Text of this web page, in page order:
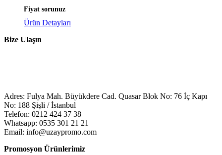
Fiyat sorunuz
Ürün Detayları
Bize Ulaşın
Adres: Fulya Mah. Büyükdere Cad. Quasar Blok No: 76 İç Kapı
No: 188 Şişli / İstanbul
Telefon: 0212 424 37 38
Whatsapp: 0535 301 21 21
Email: info@uzaypromo.com
Promosyon Ürünlerimiz